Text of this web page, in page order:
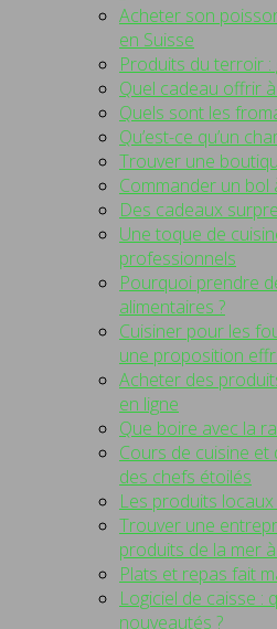
Acheter son
en Suisse
Produits du terroir :
Quel cadeau offrir
Quels sont les
Qu’est-ce qu’un
Trouver une
Commander un bol
Des cadeaux
Une toque de
professionnels
Pourquoi prendre
alimentaires ?
Cuisiner pour les
une proposition
Acheter des
en ligne
Que boire avec la
Cours de cuisine
des chefs étoilés
Les produits
Trouver une
produits de la mer
Plats et repas fait
Logiciel de caisse :
nouveautés ?